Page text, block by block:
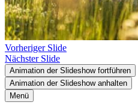
Vorheriger Slide
Nächster Slide
Animation der Slideshow fortführen
Animation der Slideshow anhalten
Menü